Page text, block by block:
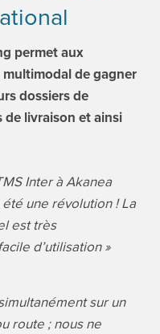
permet aux
de gagner
dossiers de
de livraison et ainsi
Inter à Akanea
une révolution ! La
est très
d’utilisation »
sur un
route ; nous ne